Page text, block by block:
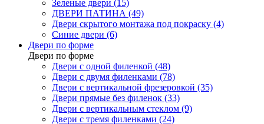
Зеленые двери (15)
ДВЕРИ ПАТИНА (49)
Двери скрытого монтажа под покраску (4)
Синие двери (6)
Двери по форме
Двери по форме
Двери с одной филенкой (48)
Двери с двумя филенками (78)
Двери с вертикальной фрезеровкой (35)
Двери прямые без филенок (33)
Двери с вертикальным стеклом (9)
Двери с тремя филенками (24)